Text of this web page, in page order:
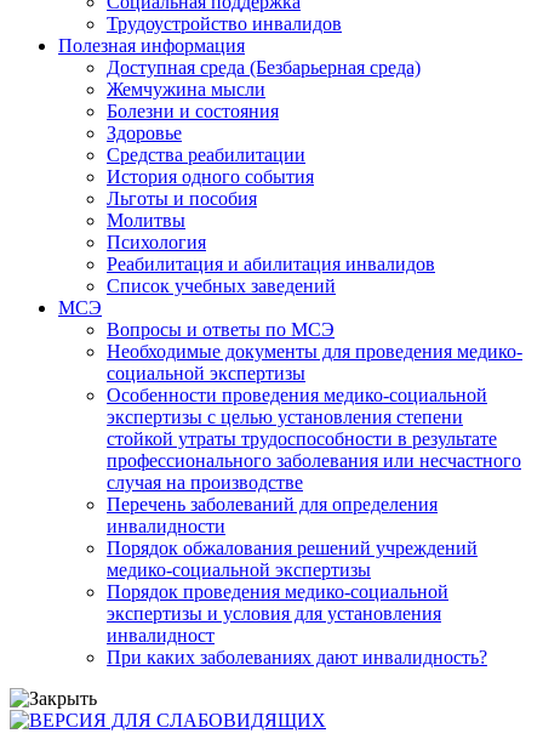
Трудоустройство инвалидов
Полезная информация
Доступная среда (Безбарьерная среда)
Жемчужина мысли
Болезни и состояния
Здоровье
Средства реабилитации
История одного события
Льготы и пособия
Молитвы
Психология
Реабилитация и абилитация инвалидов
Список учебных заведений
МСЭ
Вопросы и ответы по МСЭ
Необходимые документы для проведения медико-
социальной экспертизы
Особенности проведения медико-социальной
экспертизы с целью установления степени
стойкой утраты трудоспособности в результате
профессионального заболевания или несчастного
случая на производстве
Перечень заболеваний для определения
инвалидности
Порядок обжалования решений учреждений
медико-социальной экспертизы
Порядок проведения медико-социальной
экспертизы и условия для установления
инвалидност
При каких заболеваниях дают инвалидность?